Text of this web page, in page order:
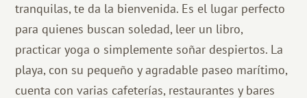
tranquilas, te da la bienvenida. Es el lugar perfecto
para quienes buscan soledad, leer un libro,
practicar yoga o simplemente soñar despiertos. La
playa, con su pequeño y agradable paseo marítimo,
cuenta con varias cafeterías, restaurantes y bares